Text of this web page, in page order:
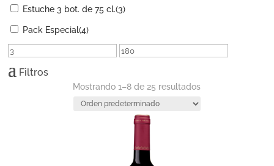
Estuche 3 bot. de 75 cl.(3)
Pack Especial(4)
Filtros
Mostrando 1–8 de 25 resultados